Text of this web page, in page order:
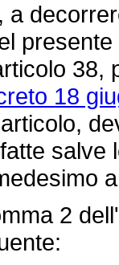
38,
18
salve
2